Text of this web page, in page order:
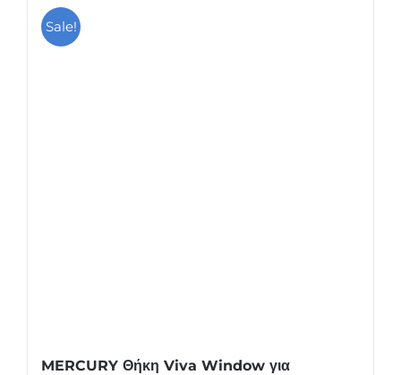
Sale!
MERCURY Θήκη Viva Window για